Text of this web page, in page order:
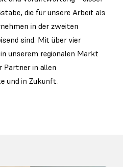
die für unsere Arbeit als
in der zweiten
sind. Mit über vier
unserem regionalen Markt
Partner in allen
und in Zukunft.